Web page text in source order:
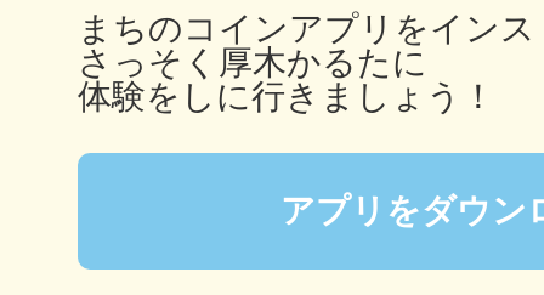
まちのコインアプリをイン
さっそく厚木かるたに
体験をしに行きましょう！
アプリをダウン
多度津
厚木